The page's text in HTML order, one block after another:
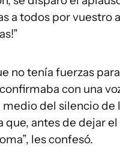
a todos por vuestro
no tenía fuerzas
con una
del silencio de
que, antes de dejar
les confesó.